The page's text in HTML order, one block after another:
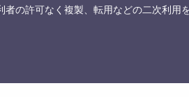
の許可なく複製、転用などの二次利用